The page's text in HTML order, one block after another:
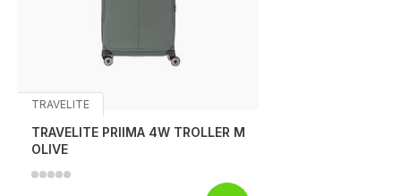
TRAVELITE
TRAVELITE PRIIMA 4W TROLLER M
OLIVE